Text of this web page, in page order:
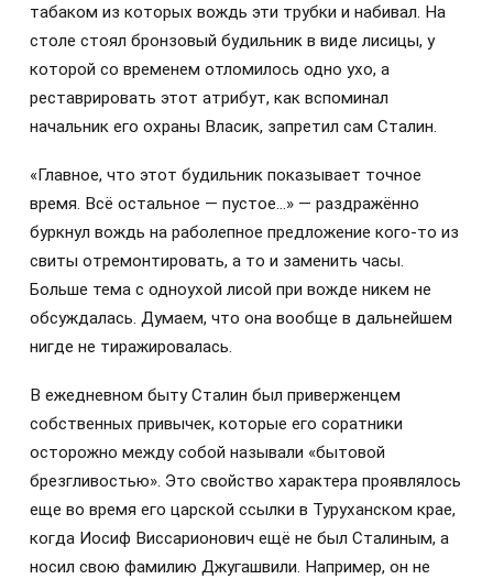
табаком из которых вождь эти трубки и набивал. На
столе стоял бронзовый будильник в виде лисицы, у
которой со временем отломилось одно ухо, а
реставрировать этот атрибут, как вспоминал
начальник его охраны Власик, запретил сам Сталин.
«Главное, что этот будильник показывает точное
время. Всё остальное — пустое…» — раздражённо
буркнул вождь на раболепное предложение кого-то из
свиты отремонтировать, а то и заменить часы.
Больше тема с одноухой лисой при вожде никем не
обсуждалась. Думаем, что она вообще в дальнейшем
нигде не тиражировалась.
В ежедневном быту Сталин был приверженцем
собственных привычек, которые его соратники
осторожно между собой называли «бытовой
брезгливостью». Это свойство характера проявлялось
еще во время его царской ссылки в Туруханском крае,
когда Иосиф Виссарионович ещё не был Сталиным, а
носил свою фамилию Джугашвили. Например, он не